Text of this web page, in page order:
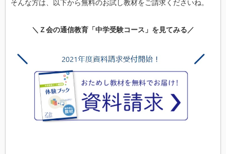
そんな方は、以下から無料のお試し教材をご請求くださいね。
＼Ｚ会の通信教育「中学受験コース」を見てみる／